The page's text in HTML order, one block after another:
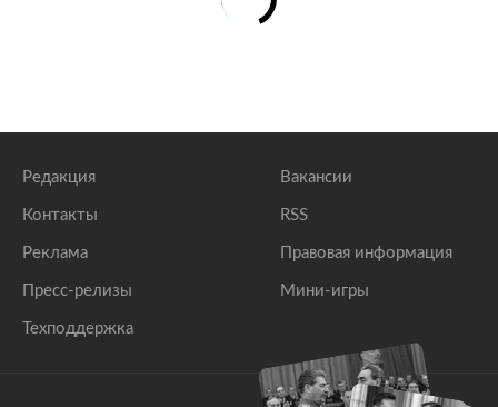
Редакция
Контакты
Реклама
Пресс-релизы
Техподдержка
Вакансии
RSS
Правовая информация
Мини-игры